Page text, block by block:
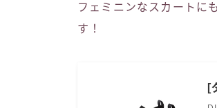
フェミニンなスカートに
す！
[